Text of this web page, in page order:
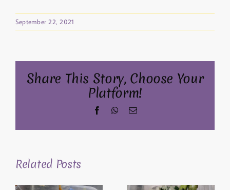
September 22, 2021
Share This Story, Choose Your
Platform!
FacebookWhatsApp
Email
Related Posts